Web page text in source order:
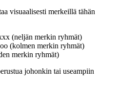
visuaalisesti merkeillä tähän
(neljän merkin ryhmät)
oo (kolmen merkin ryhmät)
merkin ryhmät)
johonkin tai useampiin